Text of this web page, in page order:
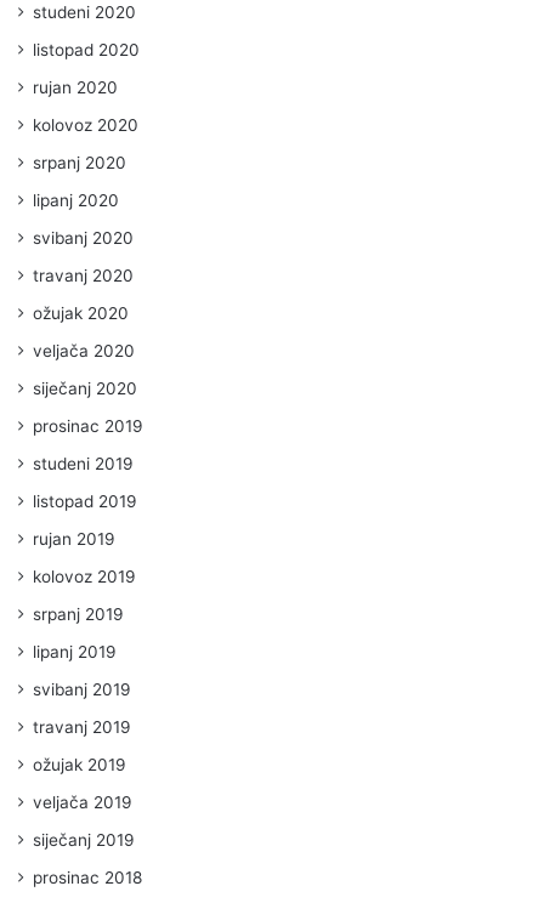
studeni 2020
listopad 2020
rujan 2020
kolovoz 2020
srpanj 2020
lipanj 2020
svibanj 2020
travanj 2020
ožujak 2020
veljača 2020
siječanj 2020
prosinac 2019
studeni 2019
listopad 2019
rujan 2019
kolovoz 2019
srpanj 2019
lipanj 2019
svibanj 2019
travanj 2019
ožujak 2019
veljača 2019
siječanj 2019
prosinac 2018